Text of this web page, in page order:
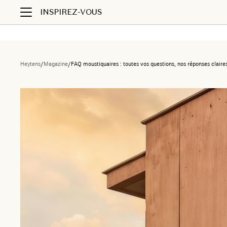
INSPIREZ-VOUS
Heytens/Magazine/FAQ moustiquaires : toutes vos questions, nos réponses